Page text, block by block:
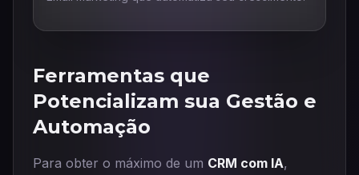
Ferramentas que
Potencializam sua Gestão e
Automação
Para obter o máximo de um CRM com IA,